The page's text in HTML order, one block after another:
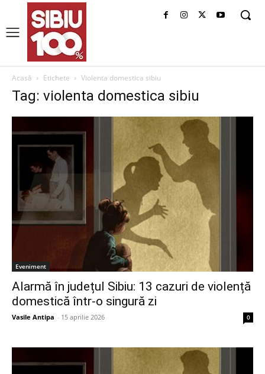
Acasă Etichete Violenta domestica sibiu
Tag: violenta domestica sibiu
Eveniment
Alarmă în județul Sibiu: 13 cazuri de violență
domestică într-o singură zi
Vasile Antipa - 15 aprilie 2026 0